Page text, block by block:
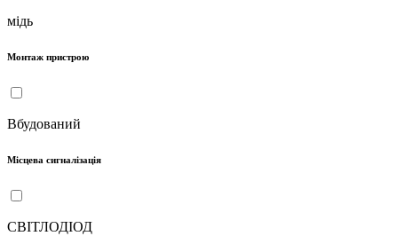
мідь
Монтаж пристрою
Вбудований
Місцева сигналізація
СВІТЛОДІОД